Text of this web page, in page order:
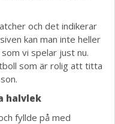
och det indikerar
kan man inte heller
vi spelar just nu.
som är rolig att titta
halvlek
fyllde på med